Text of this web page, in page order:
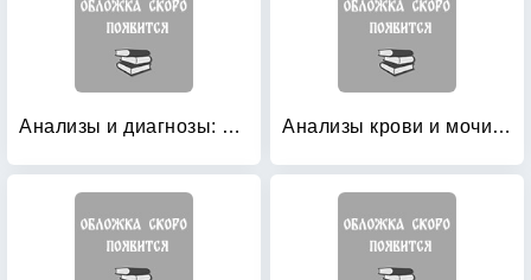
Анализы и диагнозы: Это как же понимать? Анализы крови и мочи: Клиническое значение